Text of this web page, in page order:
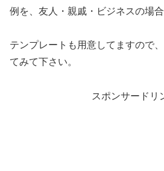
例を、友人・親戚・ビジネスの場合
テンプレートも用意してますので
てみて下さい。
スポンサードリ